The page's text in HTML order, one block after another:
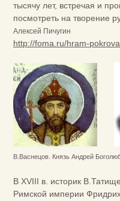
тысячу лет, встречая и
посмотреть на творение
Алексей Пичугин
http://foma.ru/hram-
В.Васнецов. Князь Андрей
В XVIII в. историк
Римской империи